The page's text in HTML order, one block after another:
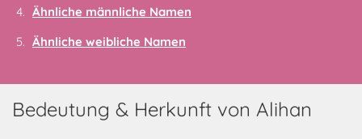
Ähnliche männliche Namen
Ähnliche weibliche Namen
Bedeutung & Herkunft von Alihan